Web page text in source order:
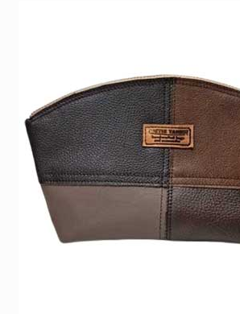
Over Toetie & Zo
Gastenboek